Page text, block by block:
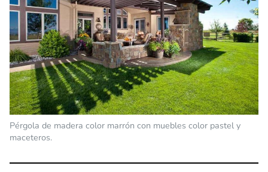
Pérgola de madera color marrón con muebles color pastel y
maceteros.